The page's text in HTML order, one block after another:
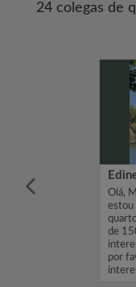
24 colegas de
é Lúcia
Olá,
estou
de
por